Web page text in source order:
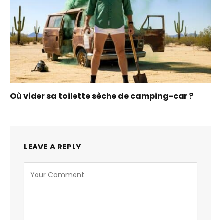
Où vider sa toilette sèche de camping-car ?
LEAVE A REPLY